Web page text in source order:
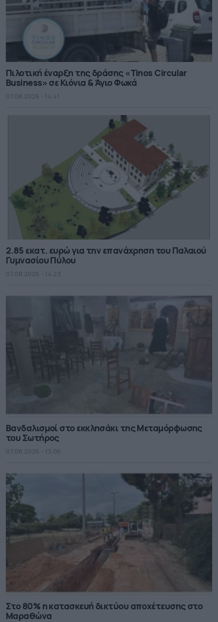
Πιλοτική έναρξη της δράσης «Tinos Circular
Business» σε Κιόνια & Άγιο Φωκά
07.08.2026 - 14.41
2.85 εκατ. ευρώ για την επανάχρηση του Παλαιού
Γυμνασίου Πύλου
07.08.2026 - 14.23
Βανδαλισμοί στο εκκλησάκι της Μεταμόρφωσης
του Σωτήρος
07.08.2026 - 13.06
Στο 80% η κατασκευή δικτύου αποχέτευσης στο
Μαραθώνα